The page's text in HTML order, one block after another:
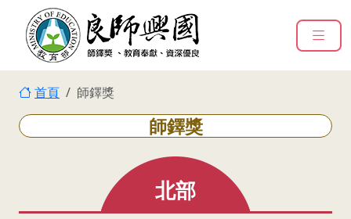
到主要內容
::: 首頁 師鐸獎
師鐸獎
北部